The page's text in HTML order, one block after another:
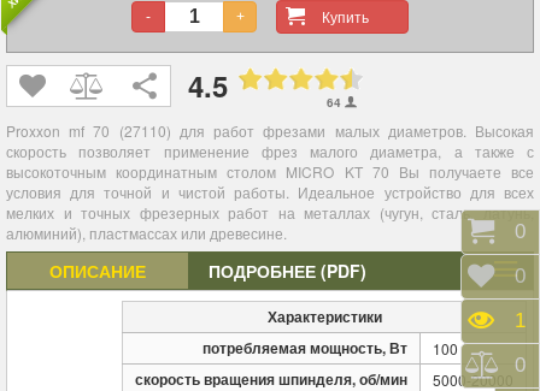
Купить
- +
4.5 64
Proxxon mf 70 (27110) для работ фрезами малых диаметров. Высокая
скорость позволяет применение фрез малого диаметра, а также с
высокоточным координатным столом MICRO KT 70 Вы получаете все
условия для точной и чистой работы. Идеальное устройство для всех
мелких и точных фрезерных работ на металлах (чугун, сталь, латунь,
алюминий), пластмассах или древесине.
ОПИСАНИЕ ПОДРОБНЕЕ (PDF)
Характеристики
потребляемая мощность, Вт
100
скорость вращения шпинделя, об/мин 5000-20000
0
0
1
0